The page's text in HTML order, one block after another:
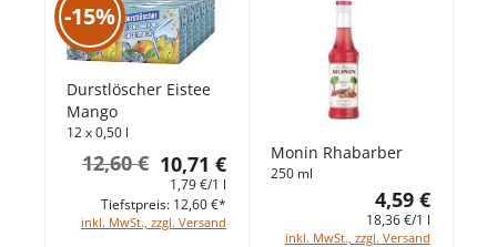
-15%
Durstlöscher Eistee
Mango
12 x 0,50 l
10,71 €
12,60 €
1,79 €/1 l
inkl. MwSt., zzgl. Versand
Tiefstpreis: 12,60 €*
Monin Rhabarber
250 ml
4,59 €
18,36 €/1 l
inkl. MwSt., zzgl. Versand